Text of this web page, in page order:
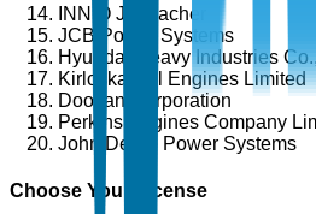
INNIO Jenbacher
JCB Power Systems
Hyundai Heavy Industries
Kirloskar Oil Engines Limited
Doosan Corporation
Perkins Engines Company
John Deere Power Systems
Choose Your License